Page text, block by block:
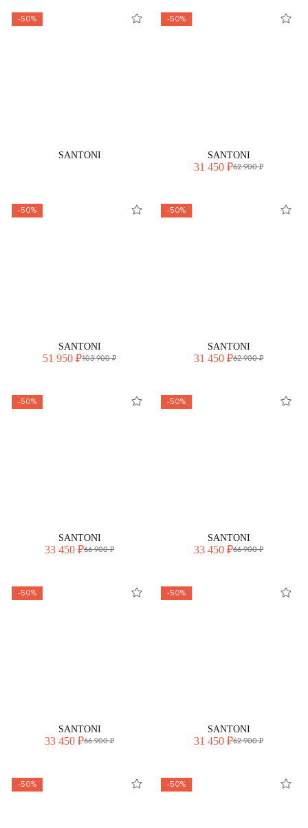
-50%
SANTONI
-50%
SANTONI
31 450 ₽62 900 ₽
-50%
SANTONI
51 950 ₽103 900 ₽
-50%
SANTONI
31 450 ₽62 900 ₽
-50%
SANTONI
33 450 ₽66 900 ₽
-50%
SANTONI
33 450 ₽66 900 ₽
-50%
SANTONI
33 450 ₽66 900 ₽
-50%
SANTONI
31 450 ₽62 900 ₽
-50% -50%